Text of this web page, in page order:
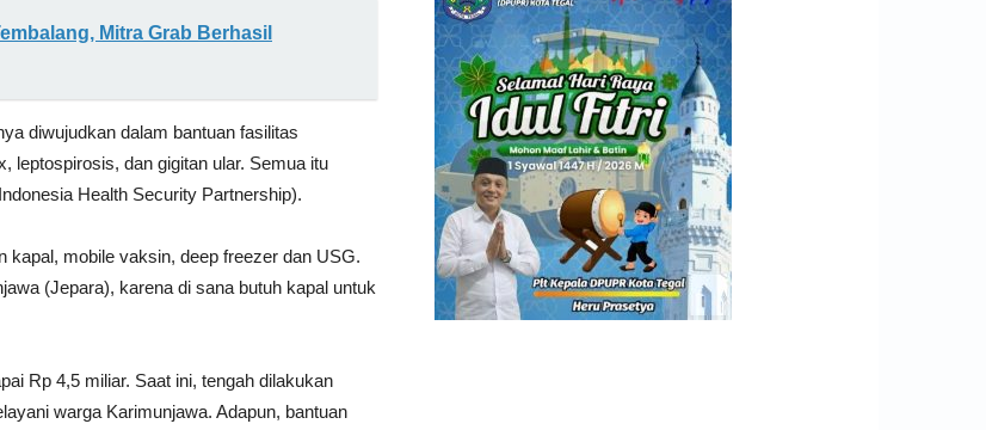
Mitra Grab Berhasil
diwujudkan dalam bantuan fasilitas
leptospirosis, dan gigitan ular. Semua itu
Health Security Partnership).
kapal, mobile vaksin, deep freezer dan USG.
(Jepara), karena di sana butuh kapal untuk
Rp 4,5 miliar. Saat ini, tengah dilakukan
warga Karimunjawa. Adapun, bantuan